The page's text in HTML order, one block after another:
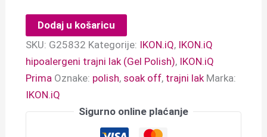
Dodaj u košaricu
SKU: G25832 Kategorije: IKON.iQ, IKON.iQ
hipoalergeni trajni lak (Gel Polish), IKON.iQ
Prima Oznake: polish, soak off, trajni lak Marka:
IKON.iQ
Sigurno online plaćanje